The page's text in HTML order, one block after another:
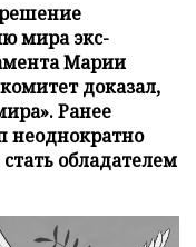
мира экс-
Марии
доказал,
Ранее
неоднократно
обладателем